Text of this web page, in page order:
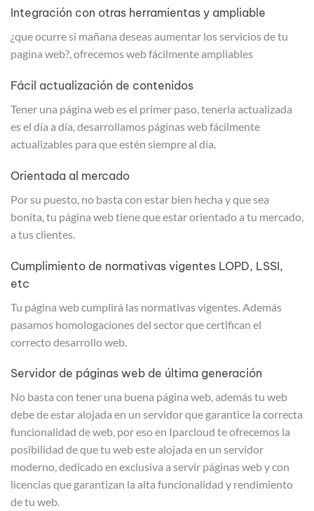
Integración con otras herramientas y ampliable
¿que ocurre si mañana deseas aumentar los servicios de tu
pagina web?, ofrecemos web fácilmente ampliables
Fácil actualización de contenidos
Tener una página web es el primer paso, tenerla actualizada
es el día a día, desarrollamos páginas web fácilmente
actualizables para que estén siempre al día.
Orientada al mercado
Por su puesto, no basta con estar bien hecha y que sea
bonita, tu página web tiene que estar orientado a tu mercado,
a tus clientes.
Cumplimiento de normativas vigentes LOPD, LSSI,
etc
Tu página web cumplirá las normativas vigentes. Además
pasamos homologaciones del sector que certifican el
correcto desarrollo web.
Servidor de páginas web de última generación
No basta con tener una buena página web, además tu web
debe de estar alojada en un servidor que garantice la correcta
funcionalidad de web, por eso en Iparcloud te ofrecemos la
posibilidad de que tu web este alojada en un servidor
moderno, dedicado en exclusiva a servir páginas web y con
licencias que garantizan la alta funcionalidad y rendimiento
de tu web.